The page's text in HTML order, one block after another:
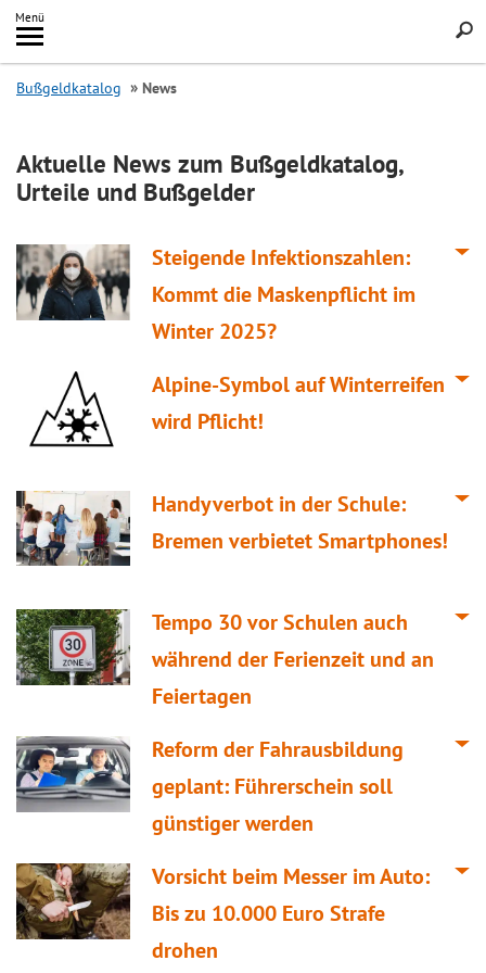
Inhalt
springen
Menü
Search
Bußgeldkatalog News
Aktuelle News zum Bußgeldkatalog,
Urteile und Bußgelder
Steigende Infektionszahlen:
Kommt die Maskenpflicht im
Winter 2025?
Alpine-Symbol auf Winterreifen
wird Pflicht!
Handyverbot in der Schule:
Bremen verbietet Smartphones!
Tempo 30 vor Schulen auch
während der Ferienzeit und an
Feiertagen
Reform der Fahrausbildung
geplant: Führerschein soll
günstiger werden
Vorsicht beim Messer im Auto:
Bis zu 10.000 Euro Strafe
drohen